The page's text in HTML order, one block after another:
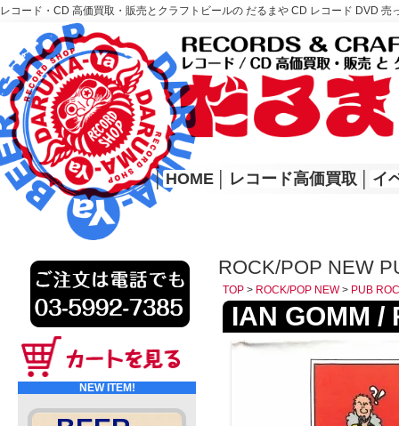
レコード・CD 高価買取・販売とクラフトビールの だるまや CD レコード DVD
レコード高価買取はこちら
HOME
│ HOME レコード高価買取 イ
NEW ITEM!
ROCK/POP NEW
TOP > ROCK/POP NEW> PUB
IAN GOMM